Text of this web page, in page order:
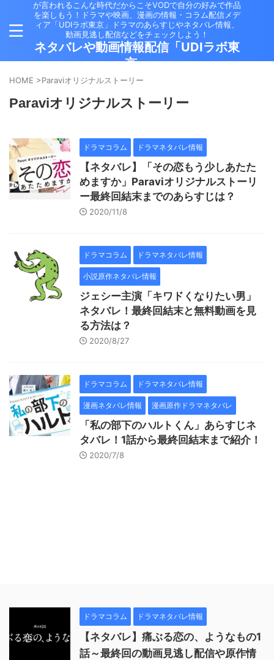
が言われるこんな時代だからこそVODで自分の好みで作品
を楽しもう！ドラマや映画、漫画の情報・コラム配信メデ
ィア「UDIラボ東京」ドラマのあらすじやネタバレ情報、
動画見逃し配信などをチェックしよう！
ネタバレや動画情報配信「UDIラボ東
京」
HOME >Paraviオリジナルストーリー
Paraviオリジナルストーリー
ドラマコラム ドラマネタバレ情報
【ネタバレ】「その恋もう少しあたた
めますか」Paraviオリジナルストーリ
ー最終回結末までのあらすじは？
2020/11/8
ドラマコラム ドラマネタバレ情報
小説原作ネタバレ情報
ジェシー主演「キワドくなりたい男」
ネタバレ！最終回結末と無料動画を見
る方法は？
2020/8/27
ドラマコラム ドラマネタバレ情報
漫画ネタバレ情報 漫画原作ドラマネタバレ
「私の部下のハルトくん」あらすじネ
タバレ！1話から最終回結末まで紹介！
2020/7/8
ドラマコラム ドラマネタバレ情報
【ネタバレ】痛ぶる恋の、ようなもの1
話～最終回の動画見逃し配信や原作情